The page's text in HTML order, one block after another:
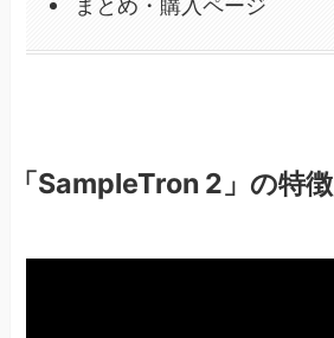
まとめ・購入ページ
「SampleTron 2」の特徴